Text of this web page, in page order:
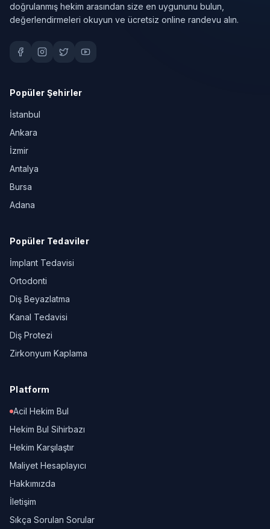
doğrulanmış hekim arasından size en uygununu bulun,
değerlendirmeleri okuyun ve ücretsiz online randevu alın.
Popüler Şehirler
İstanbul
Ankara
İzmir
Antalya
Bursa
Adana
Popüler Tedaviler
İmplant Tedavisi
Ortodonti
Diş Beyazlatma
Kanal Tedavisi
Diş Protezi
Zirkonyum Kaplama
Platform
Acil Hekim Bul
Hekim Bul Sihirbazı
Hekim Karşılaştır
Maliyet Hesaplayıcı
Hakkımızda
İletişim
Sıkça Sorulan Sorular